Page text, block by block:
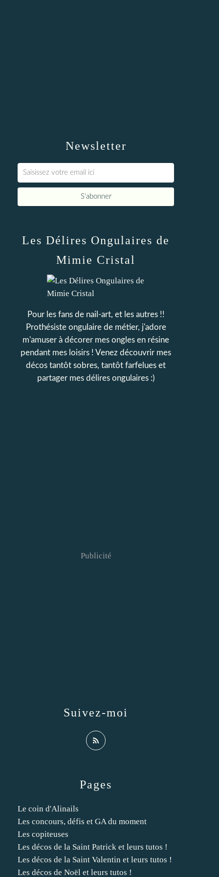
Newsletter
Pages
Le coin d'Alinails
Les concours, défis et GA du moment
Les copiteuses
Les décos de la Saint Patrick et leurs tutos !
Les décos de la Saint Valentin et leurs tutos !
Les décos de Noël et leurs tutos !
Les Délires Ongulaires de
Mimie Cristal
Pour les fans de nail-art, et les autres !!
Prothésiste ongulaire de métier, j'adore
m'amuser à décorer mes ongles en résine
pendant mes loisirs ! Venez découvrir mes
décos tantôt sobres, tantôt farfelues et
partager mes délires ongulaires :)
Suivez-moi
Publicité